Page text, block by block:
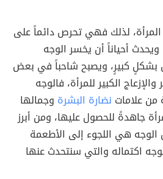
المرأة، لذلك فهي تحرص دائماً على
أحياناً أن يخسر الوجه
بشكلٍ كبيرٍ، ويصبح شاحباً في بعض
الكبير للمرأة، فالوجه
من علامات نضارة البشرة وجمالها
جاهدةً للحصول عليها، ومن أبرز
هي اللجوء إلى الأطعمة
اكتماله والتي سنتحدث عنها